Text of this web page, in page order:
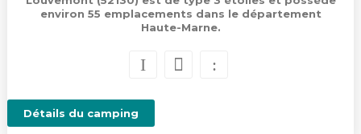
environ 55 emplacements dans le département
Haute-Marne.
Détails du camping